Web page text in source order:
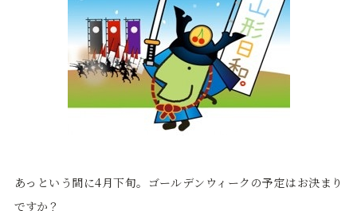
あっという間に4月下旬。ゴールデンウィークの予定はお決まり
ですか？